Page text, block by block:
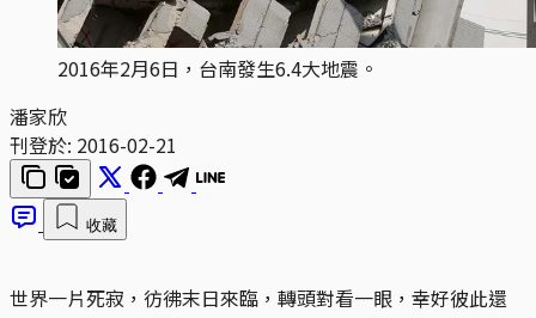
2016年2月6日，台南發生6.4大地震。
潘家欣
刊登於: 2016-02-21
收藏
世界一片死寂，彷彿末日來臨，轉頭對看一眼，幸好彼此還